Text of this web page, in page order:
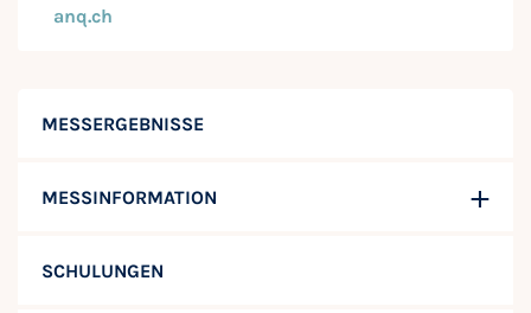
MESSERGEBNISSE
MESSINFORMATION
SCHULUNGEN
anq.ch